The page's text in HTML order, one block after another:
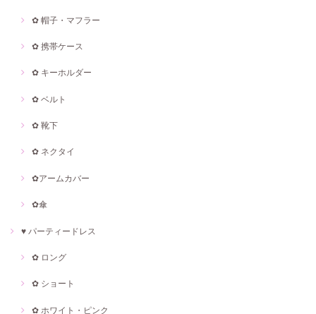
✿ 帽子・マフラー
✿ 携帯ケース
✿ キーホルダー
✿ ベルト
✿ 靴下
✿ ネクタイ
✿アームカバー
✿傘
♥ パーティードレス
✿ ロング
✿ ショート
✿ ホワイト・ピンク